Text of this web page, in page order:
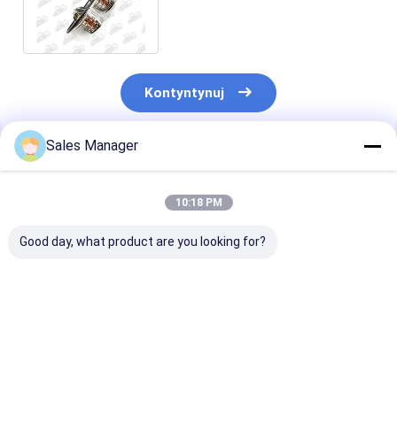
Kontyntynuj
Polecane Produkty
Sales Manager
10:18 PM
Good day, what product are you looking for?